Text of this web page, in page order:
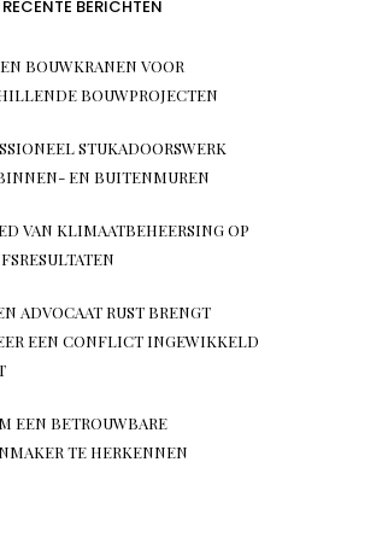
BERICHTEN
BOUWKRANEN VOOR
BOUWPROJECTEN
STUKADOORSWERK
EN BUITENMUREN
VAN KLIMAATBEHEERSING OP
ADVOCAAT RUST BRENGT
EEN CONFLICT INGEWIKKELD
EEN BETROUWBARE
TE HERKENNEN